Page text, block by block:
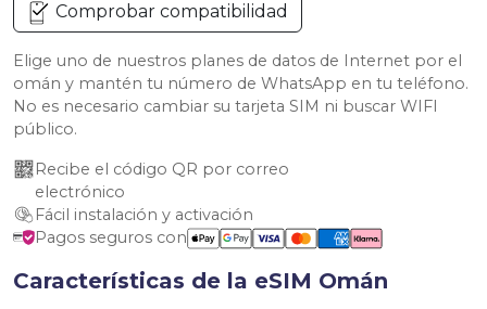
Comprobar compatibilidad
Elige uno de nuestros planes de datos de Internet por el
omán y mantén tu número de WhatsApp en tu teléfono.
No es necesario cambiar su tarjeta SIM ni buscar WIFI
público.
Recibe el código QR por correo
electrónico
Fácil instalación y activación
Pagos seguros con
Características de la eSIM Omán